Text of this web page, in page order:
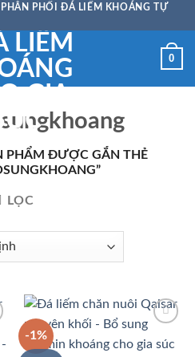
PHỐI ĐÁ LIẾM KHOÁNG TỰ
0
PHẨM ĐƯỢC GẮN THẺ
LỌC
-1%